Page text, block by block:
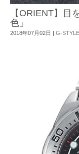
【ORIENT】目
色」
2018年07月02日 G-